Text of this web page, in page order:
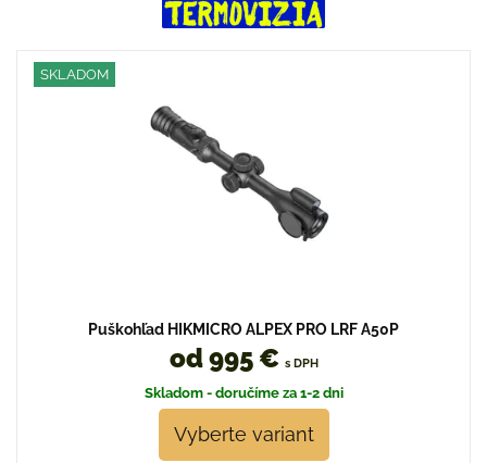
SKLADOM
Puškohľad HIKMICRO ALPEX PRO LRF A50P
od 995 € s DPH
Skladom - doručíme za 1-2 dni
Vyberte variant